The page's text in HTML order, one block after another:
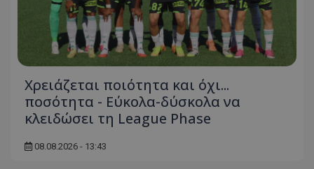
Χρειάζεται ποιότητα και όχι...
ποσότητα - Εύκολα-δύσκολα να
κλειδώσει τη League Phase
08.08.2026 - 13:43